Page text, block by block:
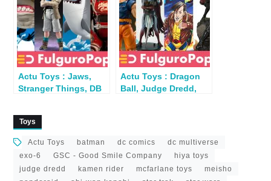
Actu Toys : Jaws,
Stranger Things, DB
Actu Toys : Dragon
Ball, Judge Dredd,
Toys
Actu Toys batman dc comics
dc multiverse
exo-6
GSC - Good Smile Company
hiya toys
judge dredd
kamen rider mcfarlane toys
meisho